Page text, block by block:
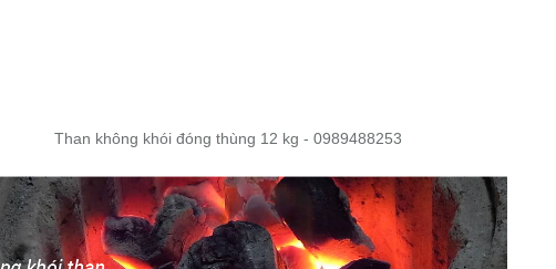
Than không khói đóng thùng 12 kg - 0989488253